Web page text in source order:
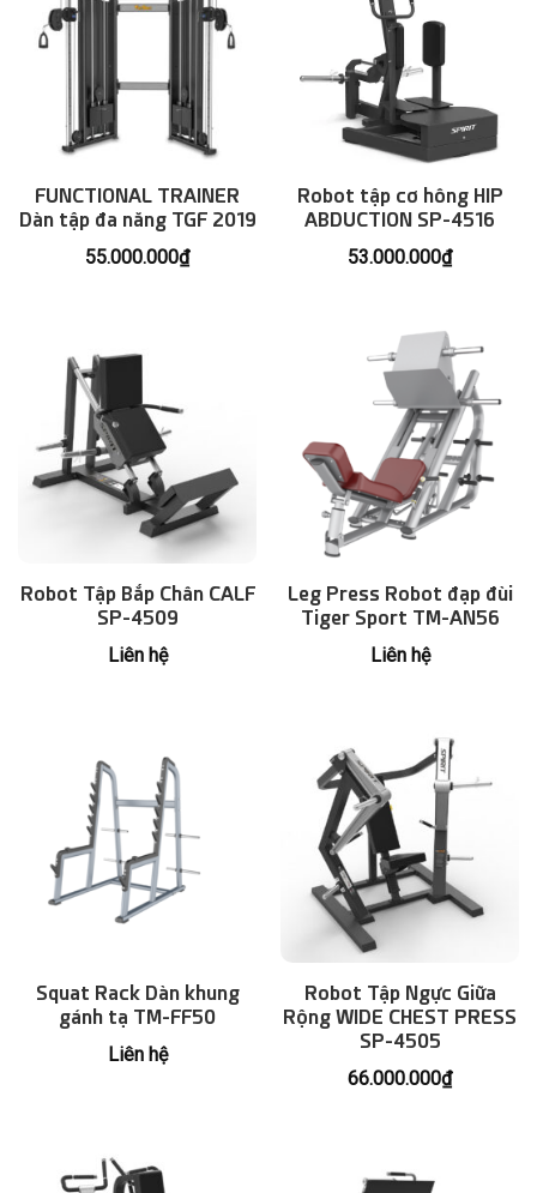
FUNCTIONAL TRAINER
Dàn tập đa năng TGF 2019
55.000.000₫
Robot tập cơ hông HIP
ABDUCTION SP-4516
53.000.000₫
Robot Tập Bắp Chân CALF
SP-4509
Liên hệ
Leg Press Robot đạp đùi
Tiger Sport TM-AN56
Liên hệ
Squat Rack Dàn khung
gánh tạ TM-FF50
Liên hệ
Robot Tập Ngực Giữa
Rộng WIDE CHEST PRESS
SP-4505
66.000.000₫